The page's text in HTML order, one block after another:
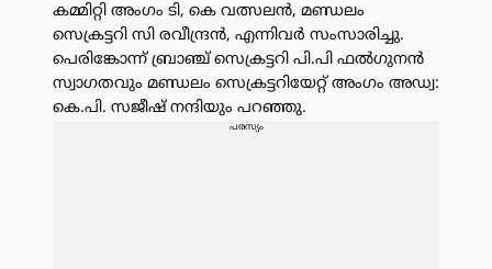
കമ്മിറ്റി അംഗം ടി, കെ വത്സലൻ, മണ്ഡലം
സെക്രട്ടറി സി രവീന്ദ്രൻ, എന്നിവർ സംസാരിച്ചു.
പെരിങ്കോന്ന് ബ്രാഞ്ച് സെക്രട്ടറി പി.പി ഫൽഗുനൻ
സ്വാഗതവും മണ്ഡലം സെക്രട്ടറിയേറ്റ് അംഗം അഡ്വ:
കെ.പി. സജീഷ് നന്ദിയും പറഞ്ഞു.
പരസ്യം